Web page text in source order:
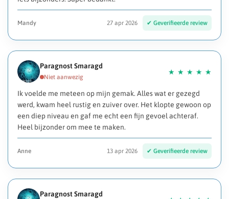
Mandy 27 apr 2026
Paragnost Smaragd
Ik voelde me meteen op mijn gemak. Alles wat er gezegd
werd, kwam heel rustig en zuiver over. Het klopte gewoon op
een diep niveau en gaf me echt een fijn gevoel achteraf.
Heel bijzonder om mee te maken.
Anne 13 apr 2026
Paragnost Smaragd